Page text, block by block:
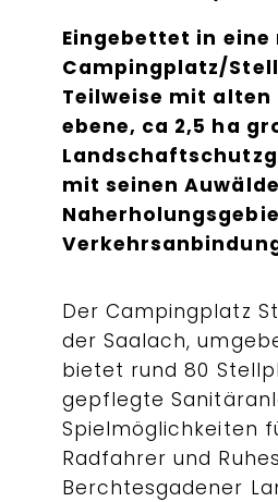
Eingebettet in
Campingplatz/
Teilweise mit
ebene, ca 2,5 ha
mit seinen
Der Campingplatz
der Saalach,
bietet rund 80
gepflegte
Spielmöglichkeiten
Radfahrer und
Berchtesgadener